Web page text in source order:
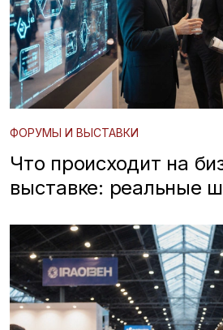
ФОРУМЫ И ВЫСТАВКИ
Что происходит на
выставке: реальные